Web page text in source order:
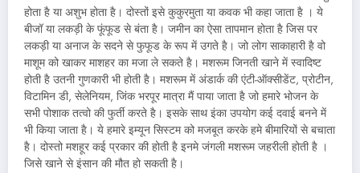
होता है या अशुभ होता है। दोस्तों इसे कुकुरमुता या कवक भी कहा जाता है । ये
बीजॉ या लकड़ी के फूंफूड से बंता है। जमीन का ऐसा तापमान होता है जिस पर
लकड़ी या अनाज के सदने से फुफूड के रूप में उगते है। जो लोग साकाहारी है वो
माशूम को खाकर माशहर का मजा ले सकते है। मशरूम जिनती खाने में स्वादिष्ट
होती है उतनी गुणकारी भी होती है। मशरूम में अंडार्क की एंटी-ऑक्सीडेंट, प्रोटीन,
विटामिन डी, सेलेनियम, जिंक भरपूर मात्रा मैं पाया जाता है जो हमारे भोजन के
सभी पोशाक तत्वो की फुर्ती करते है। इसके साथ इंका उपयोग कई दवाई बनने में
भी किया जाता है। ये हमारे इम्यून सिस्टम को मजबूत करके हमे बीमारियों से बचाता
है। दोस्तो मशहूर कई प्रकार की होती है इनमे जंगली मशरूम जहरीली होती है ।
जिसे खाने से इंसान की मौत हो सकती है।